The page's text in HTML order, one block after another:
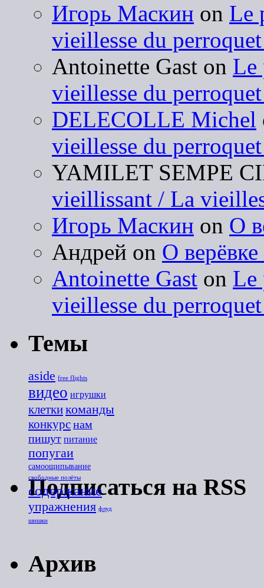
Игорь Маскин on Le
vieillesse du
Antoinette Gast on Le
vieillesse du
DELECOLLE Michel
vieillesse du
YAMILET SEMPE
vieillissant / La
Игорь Маскин on О
Андрей on О
Antoinette Gast on Le
vieillesse du
Темы
aside free flights
видео игрушки
клеткикоманды
конкурснам
пишут питание
попугаи
самоощипывание
свободные полёты
содержание
упражнения флуд
шишки
Подпиcаться на RSS
Архив